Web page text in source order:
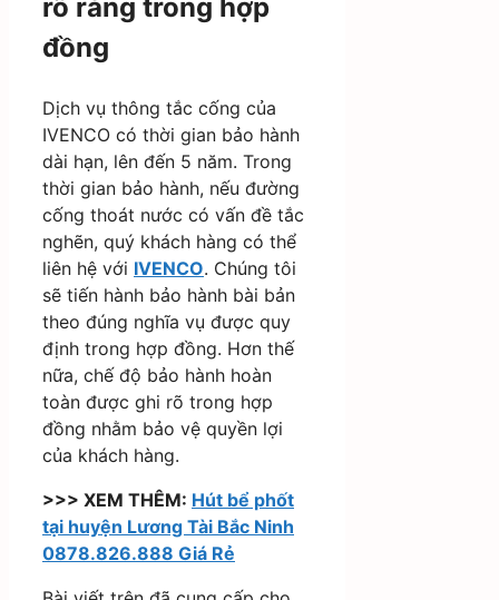
rõ ràng trong hợp
đồng
Dịch vụ thông tắc cống của
IVENCO có thời gian bảo hành
dài hạn, lên đến 5 năm. Trong
thời gian bảo hành, nếu đường
cống thoát nước có vấn đề tắc
nghẽn, quý khách hàng có thể
liên hệ với IVENCO. Chúng tôi
sẽ tiến hành bảo hành bài bản
theo đúng nghĩa vụ được quy
định trong hợp đồng. Hơn thế
nữa, chế độ bảo hành hoàn
toàn được ghi rõ trong hợp
đồng nhằm bảo vệ quyền lợi
của khách hàng.
>>> XEM THÊM: Hút bể phốt
tại huyện Lương Tài Bắc Ninh
0878.826.888 Giá Rẻ